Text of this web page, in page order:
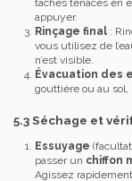
appuyer.
Rinçage final :
vous utilisez de
n’est visible.
Évacuation des
gouttière ou au sol,
5.3 Séchage et
Essuyage
passer un chiffon
Agissez